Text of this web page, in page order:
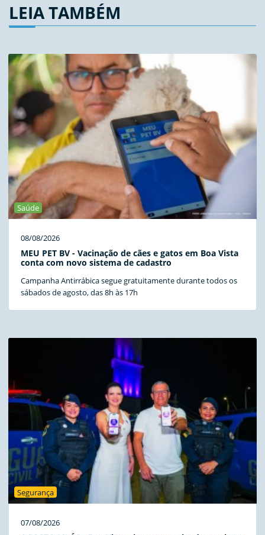
LEIA TAMBÉM
Saúde
08/08/2026
MEU PET BV - Vacinação de cães e gatos em Boa Vista
conta com novo sistema de cadastro
Campanha Antirrábica segue gratuitamente durante todos os
sábados de agosto, das 8h às 17h
Segurança
07/08/2026